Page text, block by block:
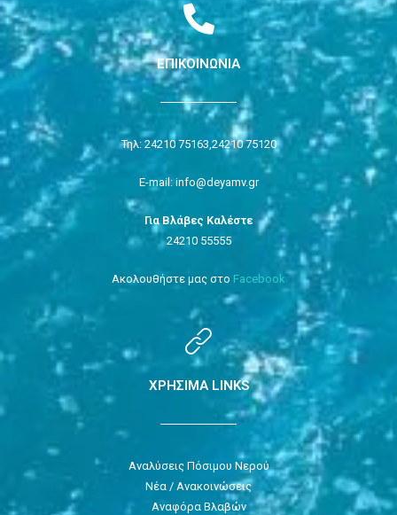
ΕΠΙΚΟΙΝΩΝΙΑ
Τηλ: 24210 75163, 24210 75120
E-mail: info@deyamv.gr
Για Βλάβες Καλέστε
24210 55555
Ακολουθήστε μας στο Facebook
ΧΡΗΣΙΜΑ LINKS
Αναλύσεις Πόσιμου Νερού
Νέα / Ανακοινώσεις
Αναφόρα Βλαβών